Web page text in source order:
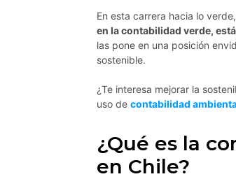
En esta carrera hacia lo
en la contabilidad verde,
las pone en una posición
sostenible.
¿Te interesa mejorar la
uso de contabilidad
¿Qué es la
en Chile?